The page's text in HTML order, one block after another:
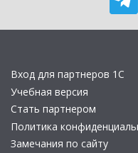
Вход для партнеров 1С
Учебная версия
Стать партнером
Политика
Замечания по сайту